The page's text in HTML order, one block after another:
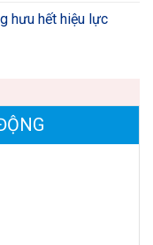
hưu hết hiệu lực